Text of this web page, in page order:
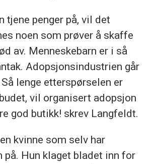
tjene penger på, vil det
noen som prøver å skaffe
av. Menneskebarn er i så
Adopsjonsindustrien går
lenge etterspørselen er
vil organisert adopsjon
god butikk! skrev Langfeldt.
kvinne som selv har
på. Hun klaget bladet inn for